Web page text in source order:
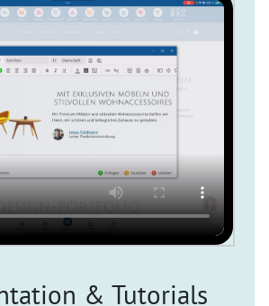
& Tutorials